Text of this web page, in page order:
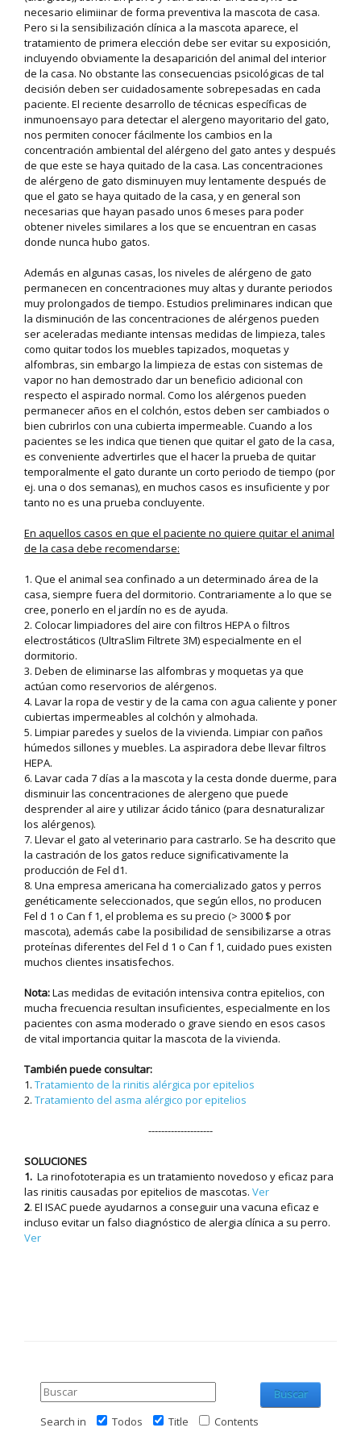
necesario elimiinar de forma preventiva la mascota de casa.
Pero si la sensibilización clínica a la mascota aparece, el
tratamiento de primera elección debe ser evitar su exposición,
incluyendo obviamente la desaparición del animal del interior
de la casa. No obstante las consecuencias psicológicas de tal
decisión deben ser cuidadosamente sobrepesadas en cada
paciente. El reciente desarrollo de técnicas específicas de
inmunoensayo para detectar el alergeno mayoritario del gato,
nos permiten conocer fácilmente los cambios en la
concentración ambiental del alérgeno del gato antes y después
de que este se haya quitado de la casa. Las concentraciones
de alérgeno de gato disminuyen muy lentamente después de
que el gato se haya quitado de la casa, y en general son
necesarias que hayan pasado unos 6 meses para poder
obtener niveles similares a los que se encuentran en casas
donde nunca hubo gatos.
Además en algunas casas, los niveles de alérgeno de gato
permanecen en concentraciones muy altas y durante periodos
muy prolongados de tiempo. Estudios preliminares indican que
la disminución de las concentraciones de alérgenos pueden
ser aceleradas mediante intensas medidas de limpieza, tales
como quitar todos los muebles tapizados, moquetas y
alfombras, sin embargo la limpieza de estas con sistemas de
vapor no han demostrado dar un beneficio adicional con
respecto el aspirado normal. Como los alérgenos pueden
permanecer años en el colchón, estos deben ser cambiados o
bien cubrirlos con una cubierta impermeable. Cuando a los
pacientes se les indica que tienen que quitar el gato de la casa,
es conveniente advertirles que el hacer la prueba de quitar
temporalmente el gato durante un corto periodo de tiempo (por
ej. una o dos semanas), en muchos casos es insuficiente y por
tanto no es una prueba concluyente.
En aquellos casos en que el paciente no quiere quitar el animal
de la casa debe recomendarse:
1. Que el animal sea confinado a un determinado área de la
casa, siempre fuera del dormitorio. Contrariamente a lo que se
cree, ponerlo en el jardín no es de ayuda.
2. Colocar limpiadores del aire con filtros HEPA o filtros
electrostáticos (UltraSlim Filtrete 3M) especialmente en el
dormitorio.
3. Deben de eliminarse las alfombras y moquetas ya que
actúan como reservorios de alérgenos.
4. Lavar la ropa de vestir y de la cama con agua caliente y poner
cubiertas impermeables al colchón y almohada.
5. Limpiar paredes y suelos de la vivienda. Limpiar con paños
húmedos sillones y muebles. La aspiradora debe llevar filtros
HEPA.
6. Lavar cada 7 días a la mascota y la cesta donde duerme, para
disminuir las concentraciones de alergeno que puede
desprender al aire y utilizar ácido tánico (para desnaturalizar
los alérgenos).
7. Llevar el gato al veterinario para castrarlo. Se ha descrito que
la castración de los gatos reduce significativamente la
producción de Fel d1.
8. Una empresa americana ha comercializado gatos y perros
genéticamente seleccionados, que según ellos, no producen
Fel d 1 o Can f 1, el problema es su precio (> 3000 $ por
mascota), además cabe la posibilidad de sensibilizarse a otras
proteínas diferentes del Fel d 1 o Can f 1, cuidado pues existen
muchos clientes insatisfechos.
Nota:Las medidas de evitación intensiva contra epitelios, con
mucha frecuencia resultan insuficientes, especialmente en los
pacientes con asma moderado o grave siendo en esos casos
de vital importancia quitar la mascota de la vivienda.
También puede consultar:
1. Tratamiento de la rinitis alérgica por epitelios
2. Tratamiento del asma alérgico por epitelios
--------------------
SOLUCIONES
1. La rinofototerapia es un tratamiento novedoso y eficaz para
las rinitis causadas por epitelios de mascotas. Ver
2. El ISAC puede ayudarnos a conseguir una vacuna eficaz e
incluso evitar un falso diagnóstico de alergia clínica a su perro.
Ver
Buscar
Search in
Todos Title Contents